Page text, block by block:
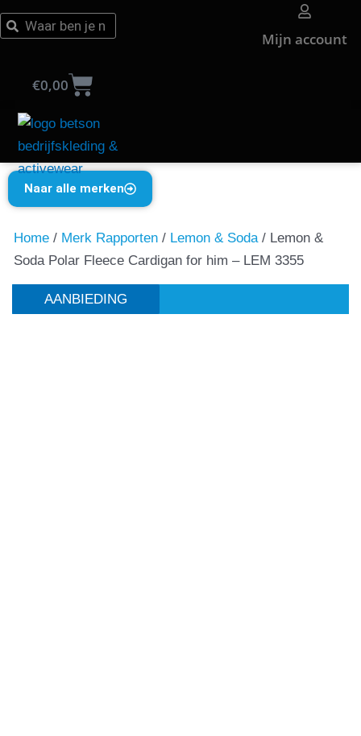
Ga
naar
inhoud
Zoeken
Zoeken
Mijn account
€0,00Winkelwagen
Naar alle merken
Home / Merk Rapporten / Lemon & Soda/ Lemon &
Soda Polar Fleece Cardigan for him – LEM 3355
AANBIEDING